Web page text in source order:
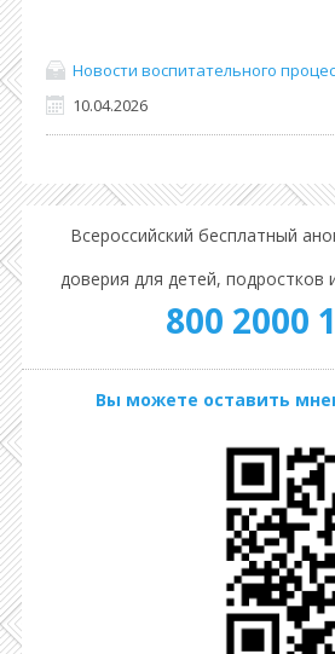
Новости воспитательного
10.04.2026
Всероссийский бесплатный
доверия для детей, подростков
800 2000
Вы можете оставить